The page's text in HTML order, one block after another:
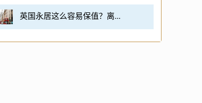
英国永居这么容易保值？离...